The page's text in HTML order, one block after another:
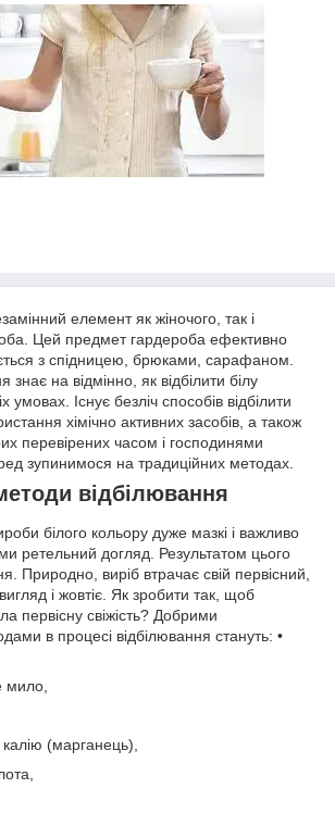
елемент як жіночого, так і
Цей предмет гардероба ефективно
з спідницею, брюками, сарафаном.
знає на відмінно, як відбілити білу
умовах. Існує безліч способів відбілити
хімічно активних засобів, а також
перевірених часом і господинями
зупинимося на традиційних методах.
відбілювання
білого кольору дуже мазкі і важливо
ретельний догляд. Результатом цього
Природно, виріб втрачає свій первісний,
і жовтіє. Як зробити так, щоб
первісну свіжість? Добрими
в процесі відбілювання стануть: •
мило,
(марганець),